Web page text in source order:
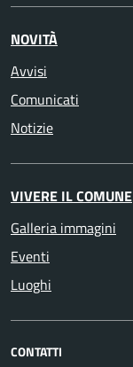
NOVITÀ
Avvisi
Comunicati
Notizie
VIVERE IL COMUNE
Galleria immagini
Eventi
Luoghi
CONTATTI